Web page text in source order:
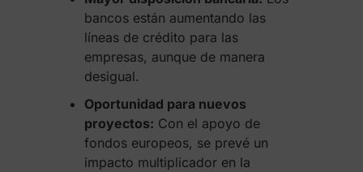
bancos están aumentando las
líneas de crédito para las
empresas, aunque de manera
desigual.
Oportunidad para nuevos
proyectos: Con el apoyo de
fondos europeos, se prevé un
impacto multiplicador en la